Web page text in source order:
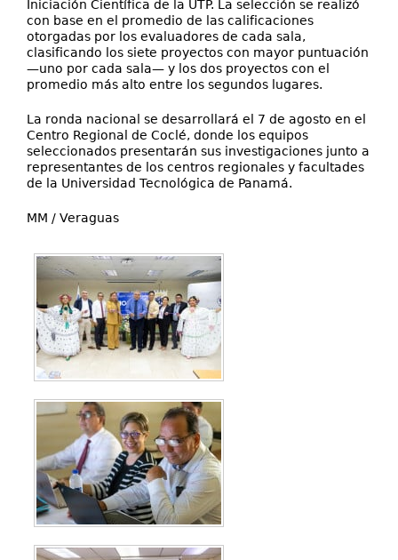
Iniciación Científica de la UTP. La selección se realizó
con base en el promedio de las calificaciones
otorgadas por los evaluadores de cada sala,
clasificando los siete proyectos con mayor puntuación
—uno por cada sala— y los dos proyectos con el
promedio más alto entre los segundos lugares.
La ronda nacional se desarrollará el 7 de agosto en el
Centro Regional de Coclé, donde los equipos
seleccionados presentarán sus investigaciones junto a
representantes de los centros regionales y facultades
de la Universidad Tecnológica de Panamá.
MM / Veraguas